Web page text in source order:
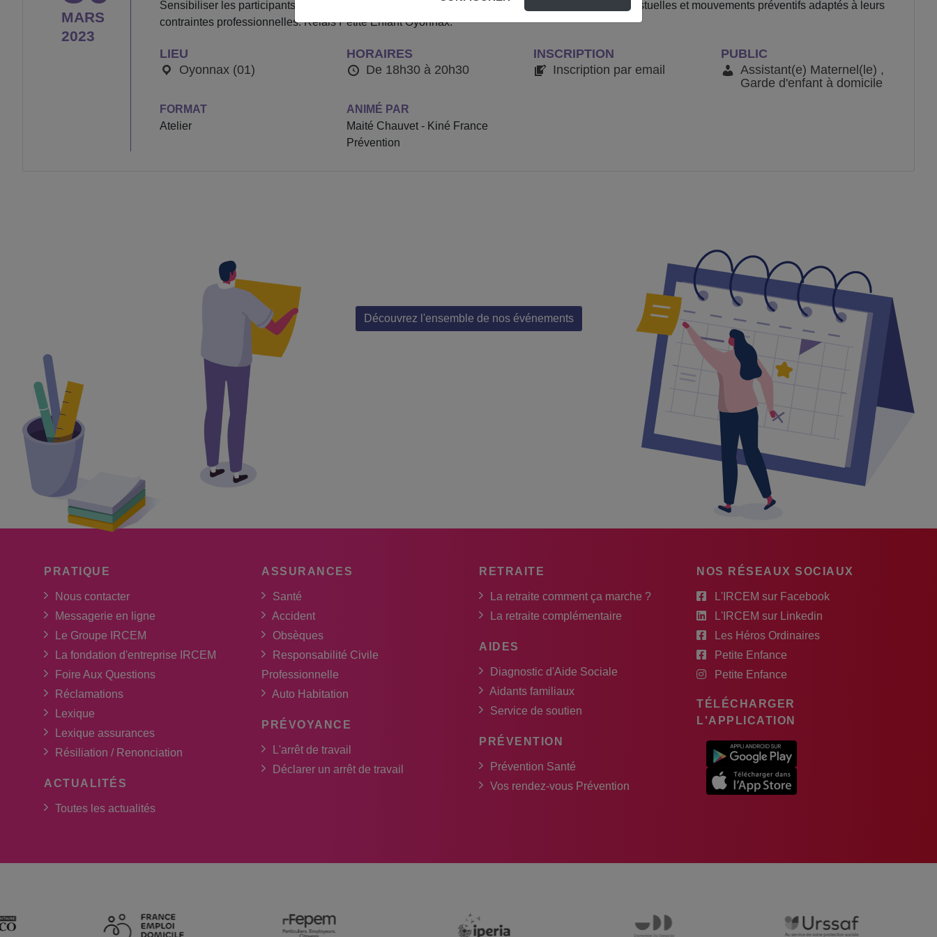
MARS
2023
Sensibiliser les participants aux facteurs de risque et aux moyens de prévention des TMS, aux gestuelles et mouvements préventifs adaptés à leurs
contraintes professionnelles. Relais Petite Enfant Oyonnax.
LIEU
Oyonnax (01)
HORAIRES
De 18h30 à 20h30
INSCRIPTION
Inscription par email
PUBLIC
Assistant(e) Maternel(le) ,
Garde d'enfant à domicile
FORMAT
Atelier
ANIMÉ PAR
Maité Chauvet - Kiné France
Prévention
Découvrez l'ensemble de nos événements
PRATIQUE
Nous contacter
Messagerie en ligne
Le Groupe IRCEM
La fondation d'entreprise IRCEM
Foire Aux Questions
Réclamations
Lexique
Lexique assurances
Résiliation / Renonciation
ACTUALITÉS
Toutes les actualités
ASSURANCES
Santé
Accident
Obsèques
Responsabilité Civile
Professionnelle
Auto Habitation
PRÉVOYANCE
L'arrêt de travail
Déclarer un arrêt de travail
RETRAITE
La retraite comment ça marche ?
La retraite complémentaire
AIDES
Diagnostic d'Aide Sociale
Aidants familiaux
Service de soutien
PRÉVENTION
Prévention Santé
Vos rendez-vous Prévention
NOS RÉSEAUX SOCIAUX
L'IRCEM sur Facebook
L'IRCEM sur Linkedin
Les Héros Ordinaires
Petite Enfance
Petite Enfance
TÉLÉCHARGER
L'APPLICATION